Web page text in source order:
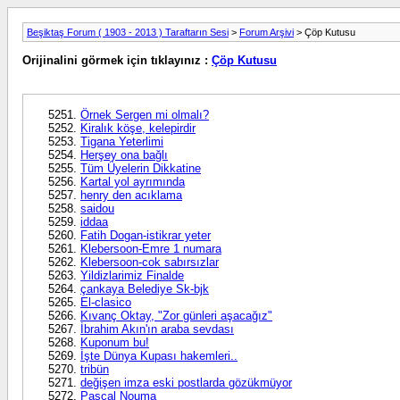
Beşiktaş Forum ( 1903 - 2013 ) Taraftarın Sesi > Forum Arşivi > Çöp Kutusu
Orijinalini görmek için tıklayınız : Çöp Kutusu
Örnek Sergen mi olmalı?
Kiralık köşe, kelepirdir
Tigana Yeterlimi
Herşey ona bağlı
Tüm Üyelerin Dikkatine
Kartal yol ayrımında
henry den acıklama
saidou
iddaa
Fatih Dogan-istikrar yeter
Klebersoon-Emre 1 numara
Klebersoon-cok sabırsızlar
Yildizlarimiz Finalde
çankaya Belediye Sk-bjk
El-clasico
Kıvanç Oktay, "Zor günleri aşacağız"
İbrahim Akın'ın araba sevdası
Kuponum bu!
İşte Dünya Kupası hakemleri..
tribün
değişen imza eski postlarda gözükmüyor
Pascal Nouma